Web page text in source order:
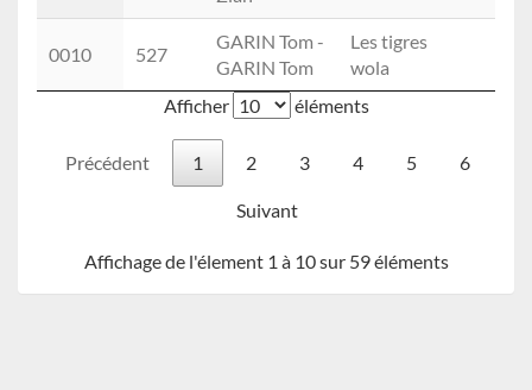
0010 527
GARIN Tom -
GARIN Tom
Les tigres
wola
Afficher
éléments
Précédent 1 2 3 4 5 6
Suivant
Affichage de l'élement 1 à 10 sur 59 éléments